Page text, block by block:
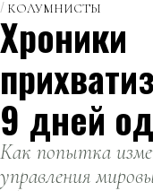
КОЛУМНИСТЫ
Хроники
9 дней
Как попытка
управления